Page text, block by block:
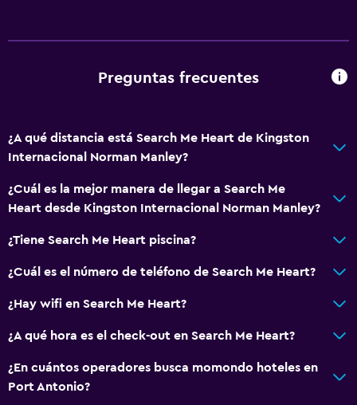
Preguntas frecuentes
¿A qué distancia está Search Me Heart de Kingston
Internacional Norman Manley?
¿Cuál es la mejor manera de llegar a Search Me
Heart desde Kingston Internacional Norman Manley?
¿Tiene Search Me Heart piscina?
¿Cuál es el número de teléfono de Search Me Heart?
¿Hay wifi en Search Me Heart?
¿A qué hora es el check-out en Search Me Heart?
¿En cuántos operadores busca momondo hoteles en
Port Antonio?